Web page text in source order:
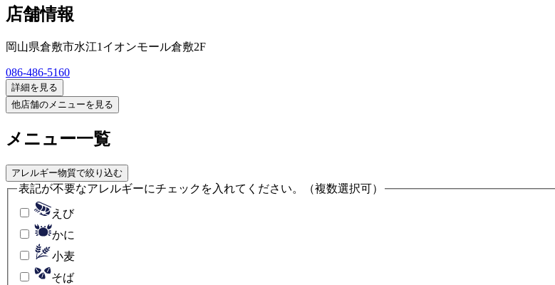
店舗情報
岡山県倉敷市水江1イオンモール倉敷2F
086-486-5160
詳細を見る
他店舗のメニューを見る
メニュー一覧
アレルギー物質で絞り込む
表記が不要なアレルギーにチェックを入れてください。 （複数選択可）
えび
かに
小麦
そば